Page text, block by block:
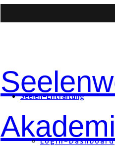
Seelen-Entfaltung
Login-Dashboard